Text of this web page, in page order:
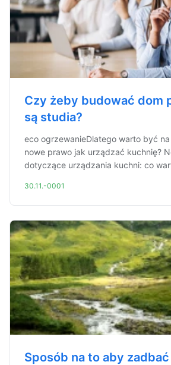
Czy żeby budować dom
są studia?
eco ogrzewanieDlatego warto być
nowe prawo jak urządzać kuchnię?
dotyczące urządzania kuchni: co
30.11.-0001
Sposób na to aby